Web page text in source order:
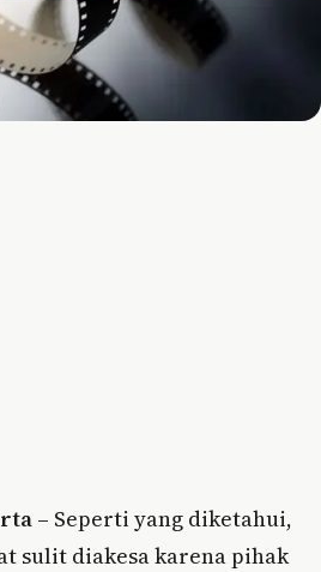
– Seperti yang diketahui,
sulit diakesa karena pihak